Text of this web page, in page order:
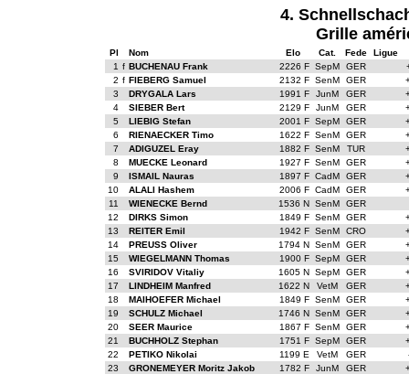
4.
Grille
Pl Nom Elo Cat. Fede
Ligue
1 f BUCHENAU Frank 2226 F SepM GER
2 f FIEBERG Samuel 2132 F SenM GER
3
DRYGALA Lars 1991 F JunM GER
4
SIEBER Bert 2129 F JunM GER
5
LIEBIG Stefan 2001 F SepM GER
6
RIENAECKER Timo 1622 F SenM GER
7
ADIGUZEL Eray 1882 F SenM TUR
8
MUECKE Leonard 1927 F SenM GER
9
ISMAIL Nauras 1897 F CadM GER
10
ALALI Hashem 2006 F CadM GER
11
WIENECKE Bernd 1536 N SenM
GER
12
DIRKS Simon 1849 F SenM GER
13
REITER Emil 1942 F SenM CRO
14
PREUSS Oliver 1794 N SenM GER
15
WIEGELMANN Thomas 1900 F SepM GER
16
SVIRIDOV Vitaliy 1605 N SepM GER
17
LINDHEIM Manfred 1622 N VetM GER
18
MAIHOEFER Michael 1849 F SenM GER
19
SCHULZ Michael 1746 N SenM GER
20
SEER Maurice 1867 F SenM GER
21
BUCHHOLZ Stephan 1751 F SepM GER
22
PETIKO Nikolai 1199 E VetM GER
23
GRONEMEYER Moritz Jakob 1782 F JunM GER